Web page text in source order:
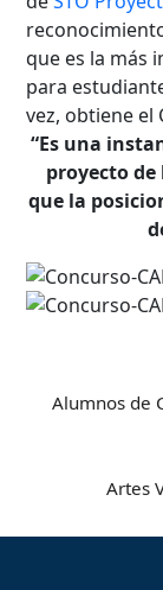
que es la más
para
vez, obtiene el
“Es una
proyecto de
que la
Alumnos de
Artes